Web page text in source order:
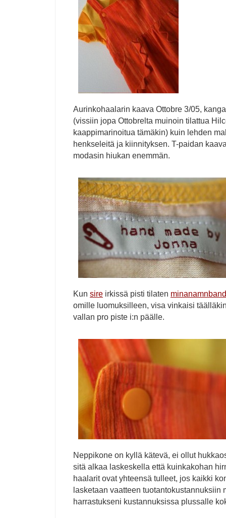
Aurinkohaalarin kaava Ottobre 3/05,
(vissiin jopa Ottobrelta muinoin tilattua
kaappimarinoitua tämäkin) kuin lehden
henkseleitä ja kiinnityksen. T-paidan
modasin hiukan enemmän.
Kun sire irkissä pisti tilaten
omille luomuksilleen, visa vinkaisi
vallan pro piste i:n päälle.
Neppikone on kyllä kätevä, ei ollut
sitä alkaa laskeskella että kuinkakohan
haalarit ovat yhteensä tulleet, jos kaikki
lasketaan vaatteen
harrastukseni kustannuksissa plussalle